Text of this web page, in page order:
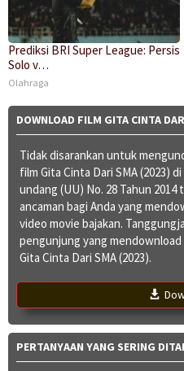
Prediksi BRI Super League: Persis
Solo v…
Olahraga
DOWNLOAD FILM GITA CINTA
Tidak disarankan untuk
film Gita Cinta Dari SMA (2023)
undang (UU) No. 28 Tahun
ancaman bagi Anda yang
video movie bajakan.
pengunjung yang
Gita Cinta Dari SMA (2023).
PERTANYAAN YANG SERING